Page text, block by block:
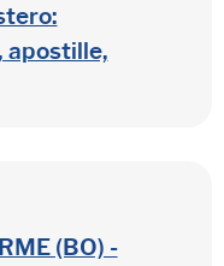
apostille,
(BO) -